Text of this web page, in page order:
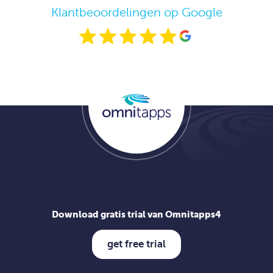
Klantbeoordelingen op Google
Download gratis trial van Omnitapps4
get free trial